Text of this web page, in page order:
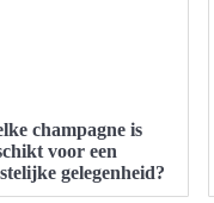
champagne is
voor een
gelegenheid?